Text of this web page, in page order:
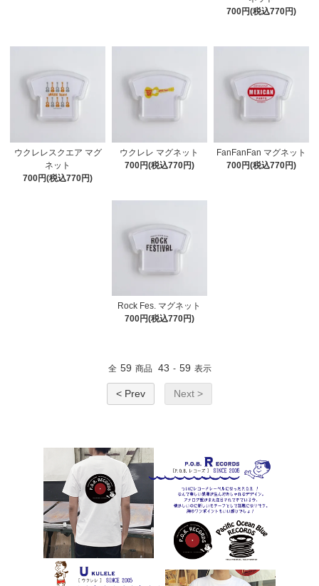
700円(税込770円)
ウクレレスクエア マグ
ネット
700円(税込770円)
ウクレレ マグネット
700円(税込770円)
FanFanFan マグネット
700円(税込770円)
Rock Fes. マグネット
700円(税込770円)
全 59 商品 43 - 59 表示
< Prev Next >